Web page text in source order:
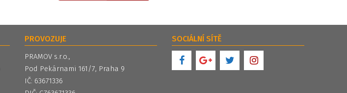
PROVOZUJE
PRAMOV s.r.o.,
Pod Pekárnami 161/7, Praha 9
IČ: 63671336
SOCIÁLNÍ SÍTĚ